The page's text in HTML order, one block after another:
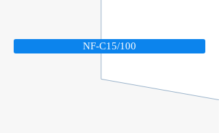
NF-C15/100